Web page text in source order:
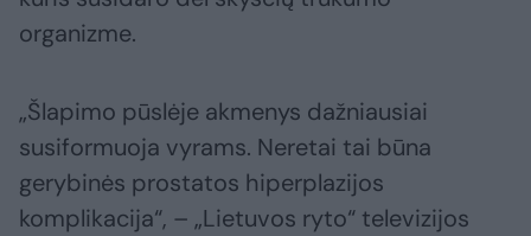
organizme.
„Šlapimo pūslėje akmenys dažniausiai
susiformuoja vyrams. Neretai tai būna
gerybinės prostatos hiperplazijos
komplikacija“, – „Lietuvos ryto“ televizijos